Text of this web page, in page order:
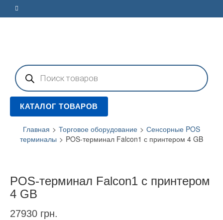
Поиск
товаров
КАТАЛОГ ТОВАРОВ
Главная > Торговое оборудование > Сенсорные POS
терминалы > POS-терминал Falcon1 с принтером 4 GB
POS-терминал Falcon1 с принтером
4 GB
27930 грн.